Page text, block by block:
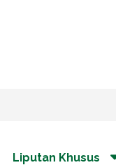
Liputan Khusus